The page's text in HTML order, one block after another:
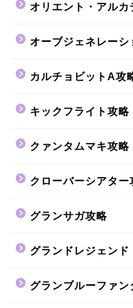
オリエント・アルカ
オーブジェネレーシ
カルチョビットA攻
キックフライト攻略
クァンタムマキ攻略
クローバーシアター
グランサガ攻略
グランドレジェンド
グランブルーファン